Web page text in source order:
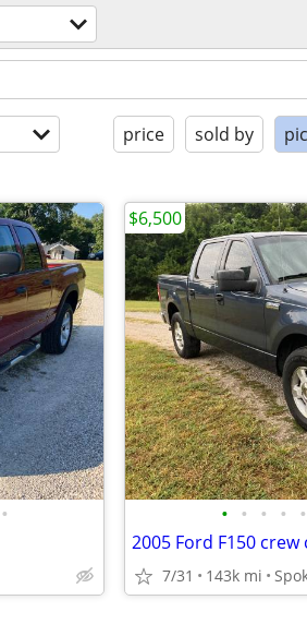
price sold by
• • • • • •
2005 Ford F150 crew
7/31 143k mi
$6,500